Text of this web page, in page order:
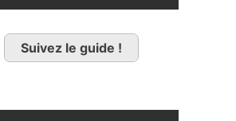
Suivez le guide !